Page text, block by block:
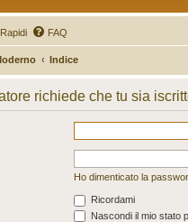
FAQ
Indice
richiede che tu sia
Ho dimenticato la
Ricordami
Nascondi il mio stato